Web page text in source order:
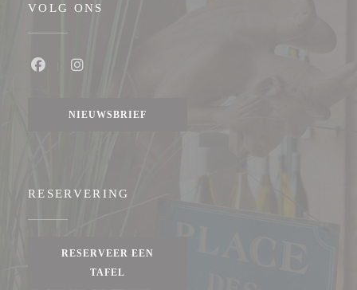
VOLG ONS
NIEUWSBRIEF
RESERVERING
RESERVEER EEN
TAFEL